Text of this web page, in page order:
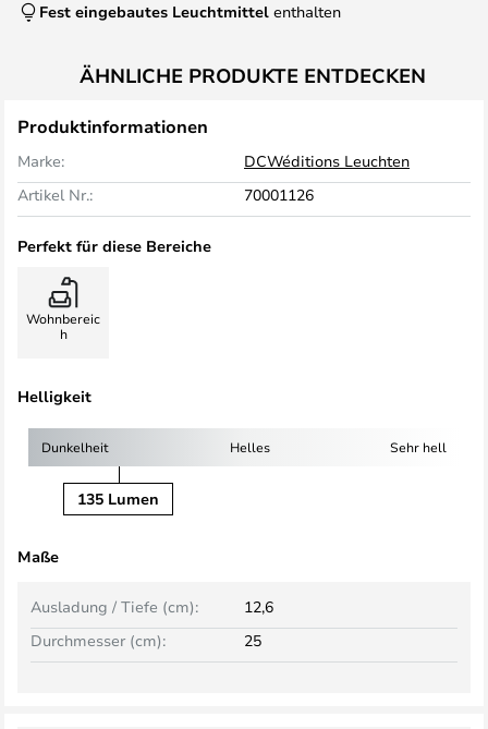
Fest eingebautes Leuchtmittel enthalten
ÄHNLICHE PRODUKTE ENTDECKEN
Produktinformationen
Marke:
DCWéditions Leuchten
Artikel Nr.:
70001126
Perfekt für diese Bereiche
Wohnbereic
h
Helligkeit
Dunkelheit Helles Sehr hell
135 Lumen
Maße
Ausladung / Tiefe (cm):
12,6
Durchmesser (cm):
25